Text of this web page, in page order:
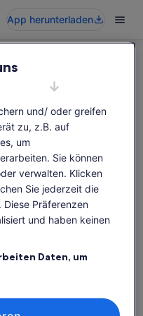
App herunterladen
nicht verfügbar
Aktivitäten.
und/ oder greifen
zu, z.B. auf
um
Sie können
verwalten. Klicken
Sie jederzeit die
Präferenzen
und haben keinen
Daten, um
von oder Zugriff auf